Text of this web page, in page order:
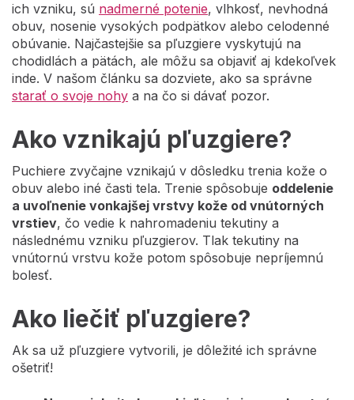
ich vzniku, sú nadmerné potenie, vlhkosť, nevhodná
obuv, nosenie vysokých podpätkov alebo celodenné
obúvanie. Najčastejšie sa pľuzgiere vyskytujú na
chodidlách a pätách, ale môžu sa objaviť aj kdekoľvek
inde. V našom článku sa dozviete, ako sa správne
starať o svoje nohy a na čo si dávať pozor.
Ako vznikajú pľuzgiere?
Puchiere zvyčajne vznikajú v dôsledku trenia kože o
obuv alebo iné časti tela. Trenie spôsobuje oddelenie
a uvoľnenie vonkajšej vrstvy kože od vnútorných
vrstiev, čo vedie k nahromadeniu tekutiny a
následnému vzniku pľuzgierov. Tlak tekutiny na
vnútornú vrstvu kože potom spôsobuje nepríjemnú
bolesť.
Ako liečiť pľuzgiere?
Ak sa už pľuzgiere vytvorili, je dôležité ich správne
ošetriť!